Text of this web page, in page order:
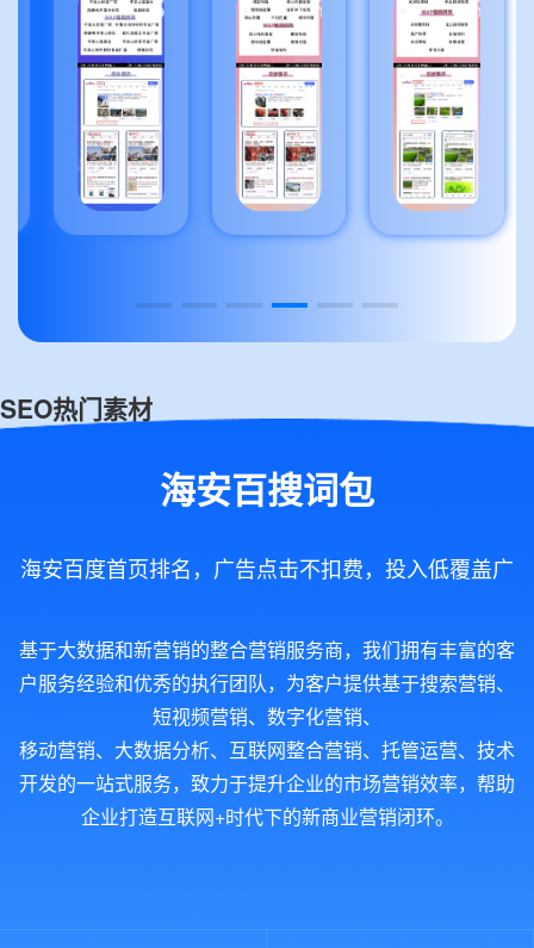
SEO热门素材
海安百搜词包
海安百度首页排名，广告点击不扣费，投入低覆盖广
基于大数据和新营销的整合营销服务商，我们拥有丰富的客
户服务经验和优秀的执行团队，为客户提供基于搜索营销、
短视频营销、数字化营销、
移动营销、大数据分析、互联网整合营销、托管运营、技术
开发的一站式服务，致力于提升企业的市场营销效率，帮助
企业打造互联网+时代下的新商业营销闭环。